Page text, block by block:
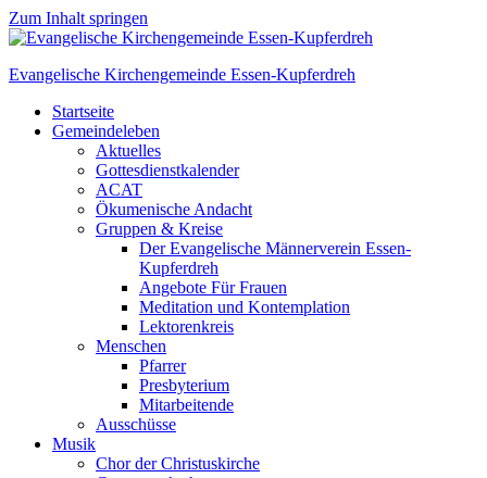
Zum Inhalt springen
Evangelische Kirchengemeinde Essen-Kupferdreh
Startseite
Gemeindeleben
Aktuelles
Gottesdienstkalender
ACAT
Ökumenische Andacht
Gruppen & Kreise
Der Evangelische Männerverein Essen-
Kupferdreh
Angebote Für Frauen
Meditation und Kontemplation
Lektorenkreis
Menschen
Pfarrer
Presbyterium
Mitarbeitende
Ausschüsse
Musik
Chor der Christuskirche